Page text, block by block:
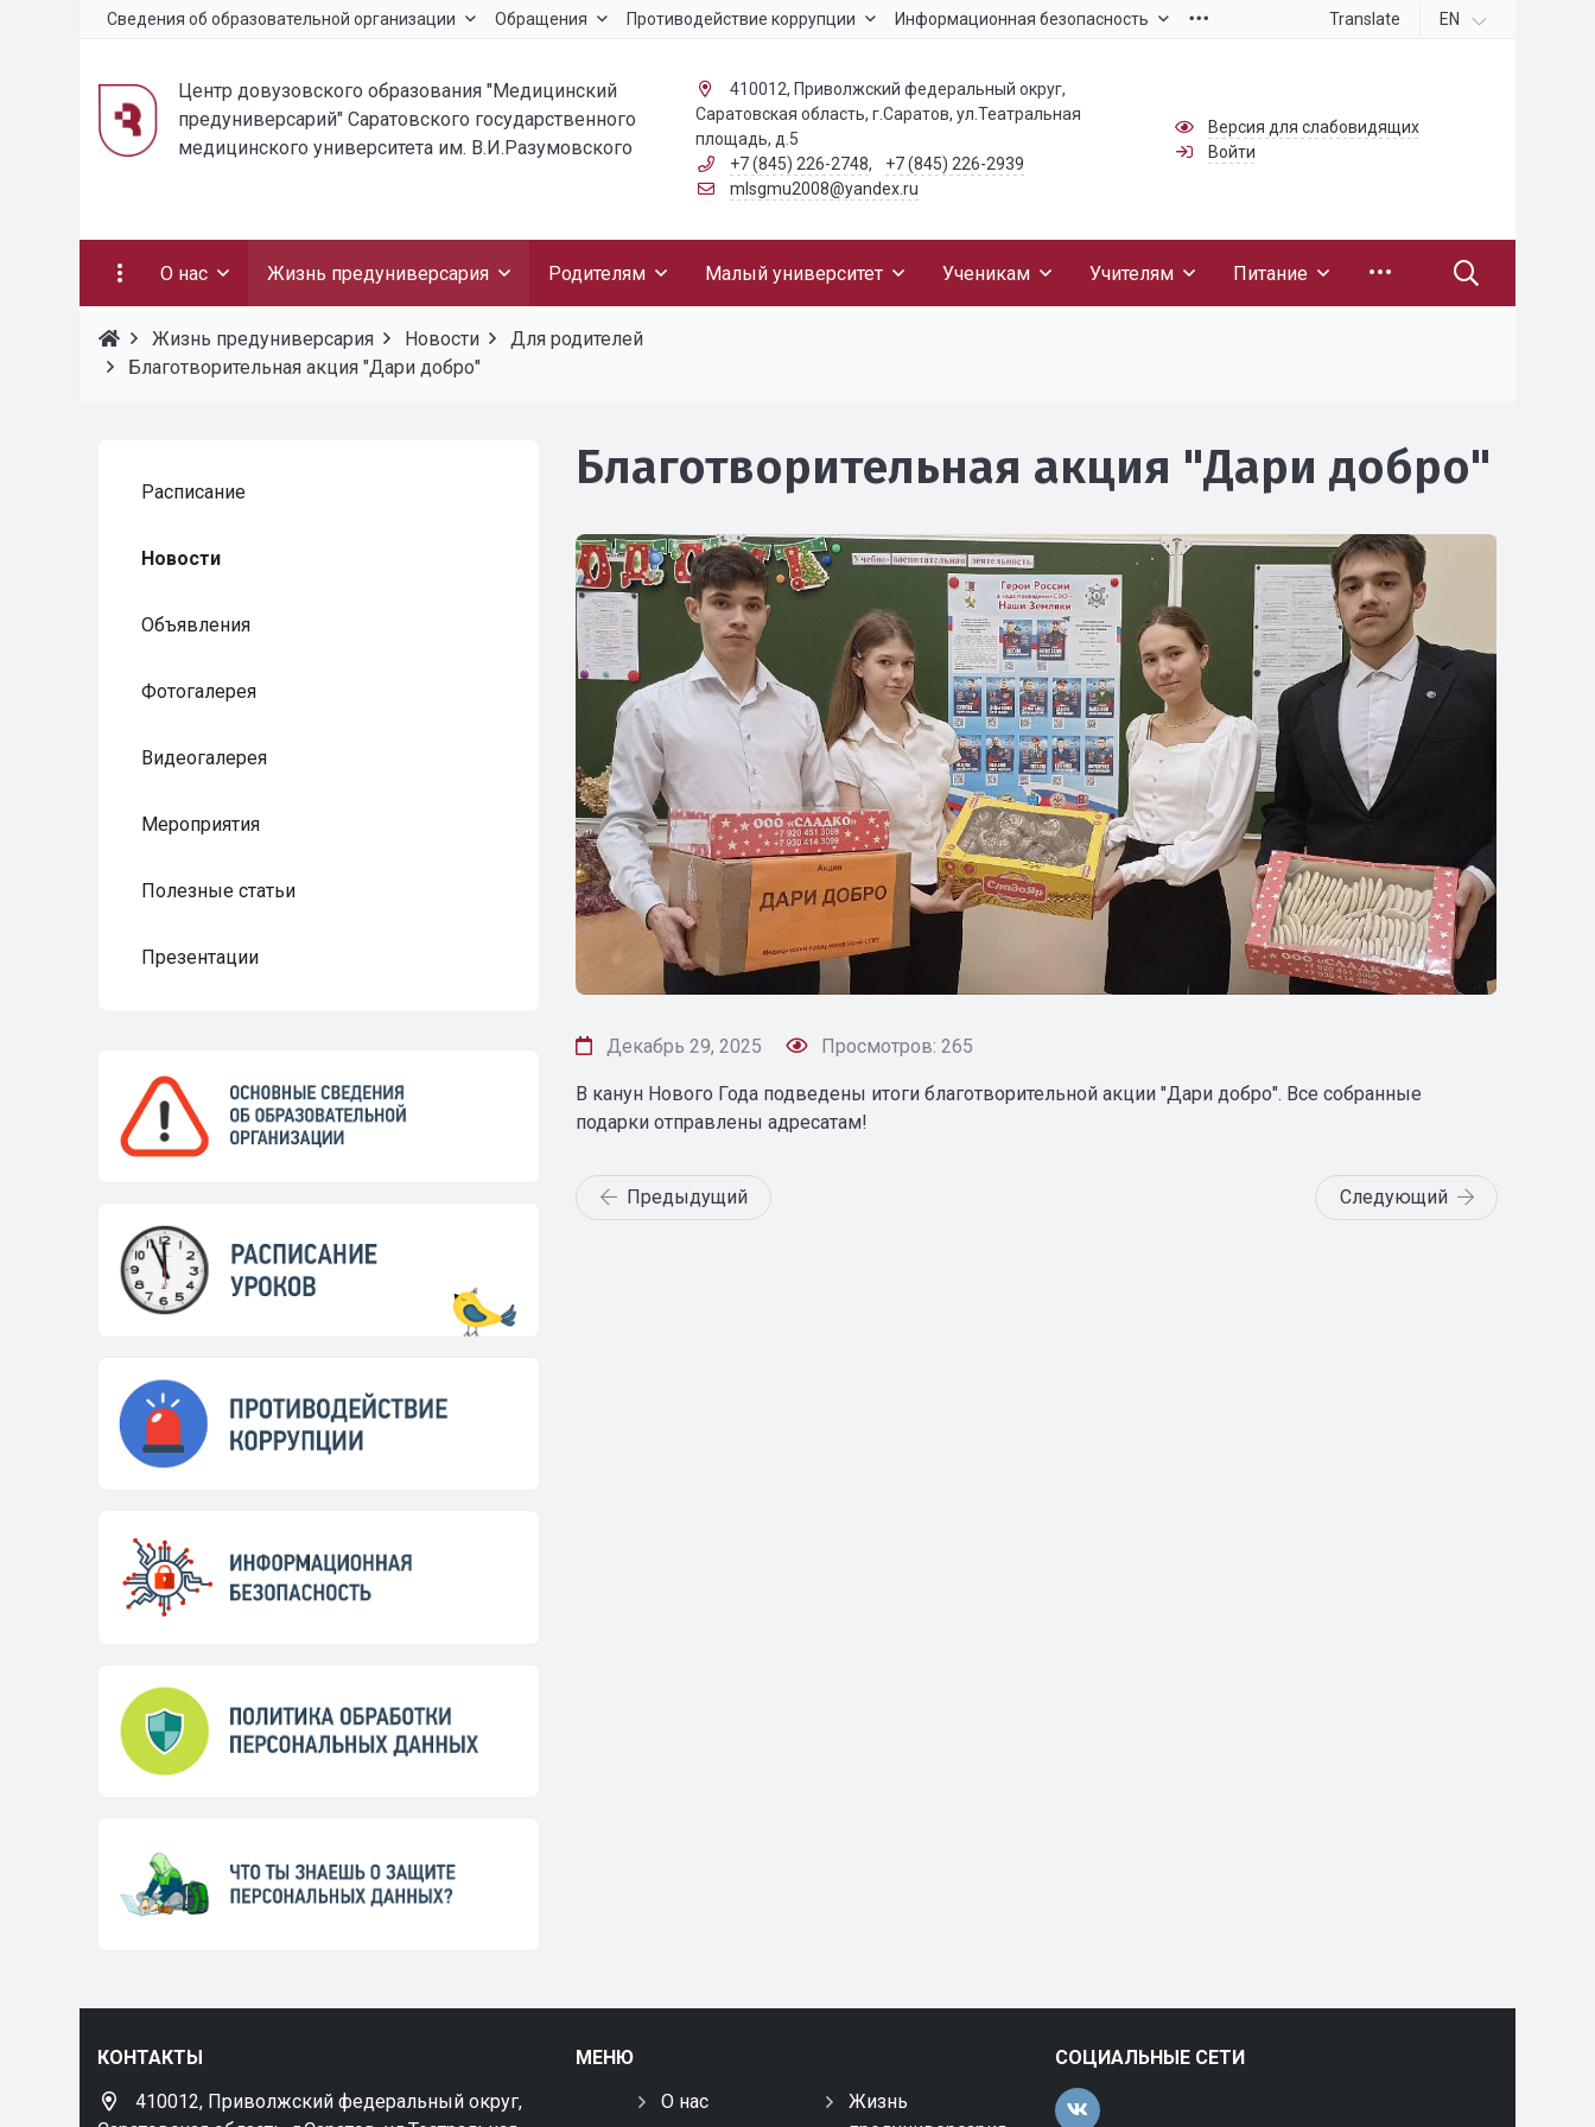
Сведения об образовательной организации Обращения Противодействие коррупции Информационная безопасность Translate EN
Центр довузовского образования "Медицинский
предуниверсарий" Саратовского государственного
медицинского университета им. В.И.Разумовского
410012, Приволжский федеральный округ,
Саратовская область, г.Саратов, ул.Театральная
площадь, д.5
+7 (845) 226-2748,
+7 (845) 226-2939
mlsgmu2008@yandex.ru
Версия для слабовидящих
Войти
О нас Жизнь предуниверсария Родителям Малый университет Ученикам Учителям Питание
Жизнь предуниверсария Новости
Для родителей
Благотворительная акция "Дари добро"
Расписание
Новости
Объявления
Фотогалерея
Видеогалерея
Мероприятия
Полезные статьи
Презентации
Благотворительная акция "Дари добро"
Декабрь 29, 2025 Просмотров: 265
В канун Нового Года подведены итоги благотворительной акции "Дари добро". Все собранные
подарки отправлены адресатам!
Предыдущий Следующий
КОНТАКТЫ
410012, Приволжский федеральный округ,
МЕНЮ
О нас
Жизнь
СОЦИАЛЬНЫЕ СЕТИ